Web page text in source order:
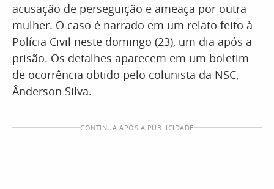
acusação de perseguição e ameaça por outra
mulher. O caso é narrado em um relato feito à
Polícia Civil neste domingo (23), um dia após a
prisão. Os detalhes aparecem em um boletim
de ocorrência obtido pelo colunista da NSC,
Ânderson Silva.
CONTINUA APÓS A PUBLICIDADE